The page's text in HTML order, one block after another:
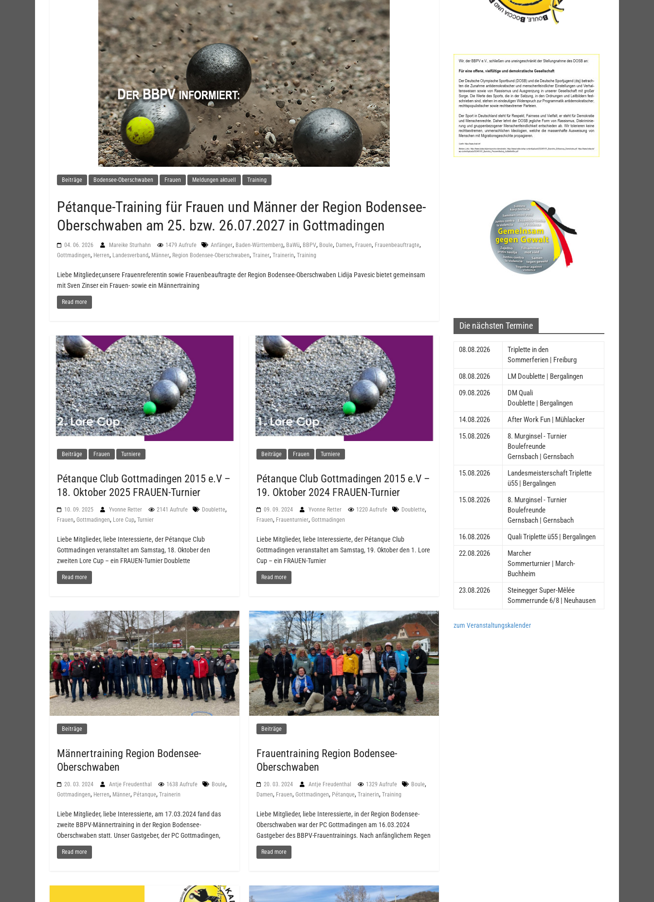
Beiträge Bodensee-Oberschwaben Frauen Meldungen aktuell Training
Pétanque-Training für Frauen und Männer der Region Bodensee-
Oberschwaben am 25. bzw. 26.07.2027 in Gottmadingen
04. 06. 2026 Mareike Sturhahn 1479 Aufrufe Anfänger, Baden-Württemberg, BaWü, BBPV, Boule, Damen, Frauen, Frauenbeauftragte,
Gottmadingen, Herren, Landesverband, Männer, Region Bodensee-Oberschwaben, Trainer, Trainerin, Training
Liebe Mitglieder,unsere Frauenreferentin sowie Frauenbeauftragte der Region Bodensee-Oberschwaben Lidija Pavesic bietet gemeinsam
mit Sven Zinser ein Frauen- sowie ein Männertraining
Read more
Beiträge Frauen Turniere
Pétanque Club Gottmadingen 2015 e.V –
18. Oktober 2025 FRAUEN-Turnier
10. 09. 2025 Yvonne Retter 2141 Aufrufe Doublette,
Frauen, Gottmadingen, Lore Cup, Turnier
Liebe Mitglieder, liebe Interessierte, der Pétanque Club
Gottmadingen veranstaltet am Samstag, 18. Oktober den
zweiten Lore Cup – ein FRAUEN-Turnier Doublette
Read more
Beiträge Frauen Turniere
Pétanque Club Gottmadingen 2015 e.V –
19. Oktober 2024 FRAUEN-Turnier
09. 09. 2024 Yvonne Retter 1220 Aufrufe Doublette,
Frauen, Frauenturnier,Gottmadingen
Liebe Mitglieder, liebe Interessierte, der Pétanque Club
Gottmadingen veranstaltet am Samstag, 19. Oktober den 1. Lore
Cup – ein FRAUEN-Turnier
Read more
Beiträge
Männertraining Region Bodensee-
Oberschwaben
20. 03. 2024 Antje Freudenthal 1638 Aufrufe Boule,
Gottmadingen, Herren, Männer, Pétanque, Trainerin
Liebe Mitglieder, liebe Interessierte, am 17.03.2024 fand das
zweite BBPV-Männertraining in der Region Bodensee-
Oberschwaben statt. Unser Gastgeber, der PC Gottmadingen,
Read more
Beiträge
Frauentraining Region Bodensee-
Oberschwaben
20. 03. 2024 Antje Freudenthal 1329 Aufrufe Boule,
Damen, Frauen,Gottmadingen, Pétanque,Trainerin,Training
Liebe Mitglieder, liebe Interessierte, in der Region Bodensee-
Oberschwaben war der PC Gottmadingen am 16.03.2024
Gastgeber des BBPV-Frauentrainings. Nach anfänglichem Regen
Read more
Die nächsten Termine
08.08.2026
Triplette in den
Sommerferien | Freiburg
08.08.2026
LM Doublette | Bergalingen
09.08.2026
DM Quali
Doublette | Bergalingen
14.08.2026
After Work Fun | Mühlacker
15.08.2026
8. Murginsel - Turnier
Boulefreunde
Gernsbach | Gernsbach
15.08.2026
Landesmeisterschaft Triplette
ü55 | Bergalingen
15.08.2026
8. Murginsel - Turnier
Boulefreunde
Gernsbach | Gernsbach
16.08.2026
Quali Triplette ü55 | Bergalingen
22.08.2026
Marcher
Sommerturnier | March-
Buchheim
23.08.2026
Steinegger Super-Mêlée
Sommerrunde 6/8 | Neuhausen
zum Veranstaltungskalender